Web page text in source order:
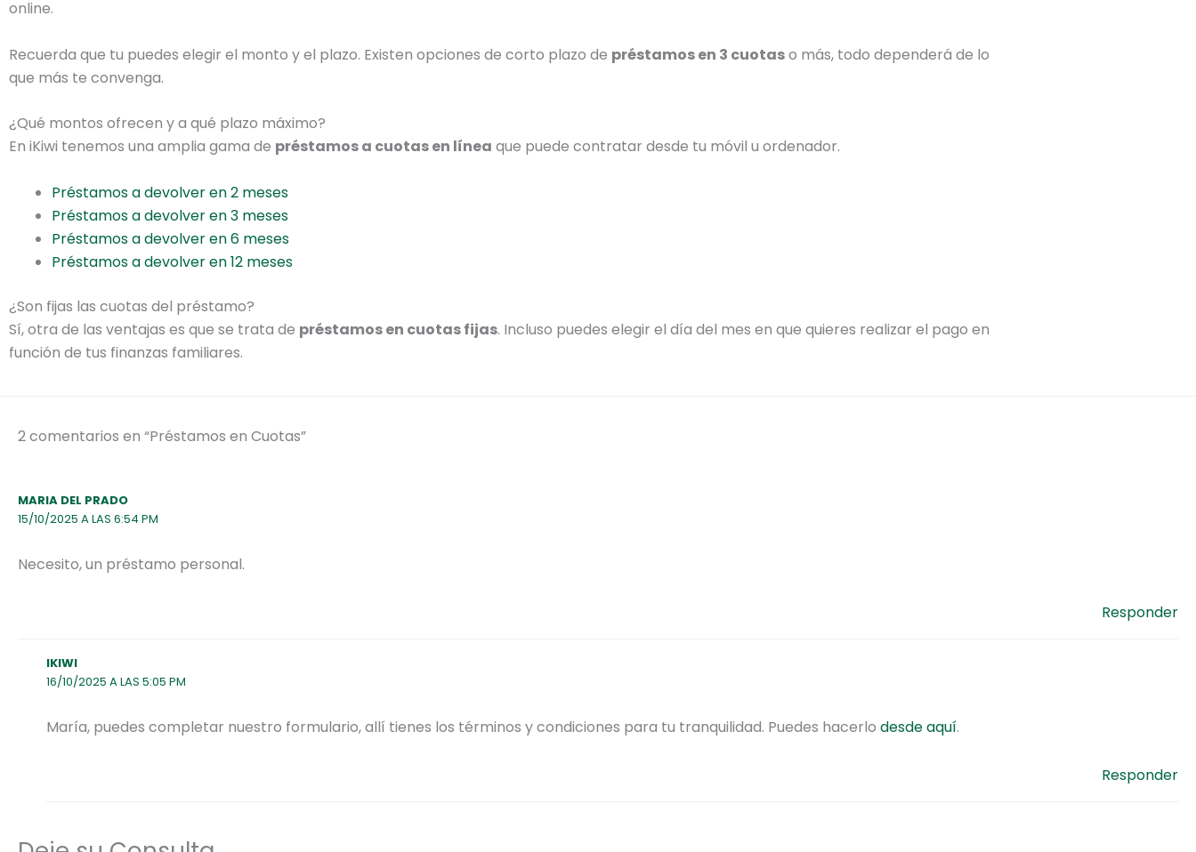
online.
Recuerda que tu puedes elegir el monto y el plazo. Existen opciones de corto plazo de préstamos en 3 cuotaso más, todo dependerá de lo
que más te convenga.
¿Qué montos ofrecen y a qué plazo máximo?
En iKiwi tenemos una amplia gama de préstamos a cuotas en línea que puede contratar desde tu móvil u ordenador.
Préstamos a devolver en 2 meses
Préstamos a devolver en 3 meses
Préstamos a devolver en 6 meses
Préstamos a devolver en 12 meses
¿Son fijas las cuotas del préstamo?
Sí, otra de las ventajas es que se trata de préstamos en cuotas fijas. Incluso puedes elegir el día del mes en que quieres realizar el pago en
función de tus finanzas familiares.
2 comentarios en “Préstamos en Cuotas”
MARIA DEL PRADO
15/10/2025 A LAS 6:54 PM
Necesito, un préstamo personal.
Responder
IKIWI
16/10/2025 A LAS 5:05 PM
María, puedes completar nuestro formulario, allí tienes los términos y condiciones para tu tranquilidad. Puedes hacerlo desde aquí.
Responder